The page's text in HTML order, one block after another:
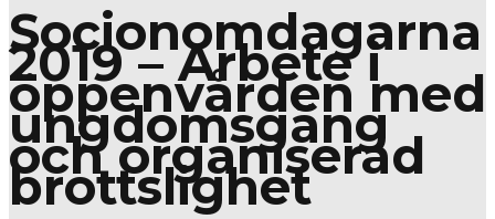
Socionomdagarna
2019 – Arbete i
öppenvården med
ungdomsgäng
och organiserad
brottslighet